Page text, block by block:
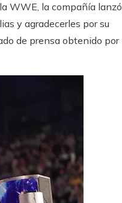
WWE, la compañía lanzó
y agradecerles por su
de prensa obtenido por